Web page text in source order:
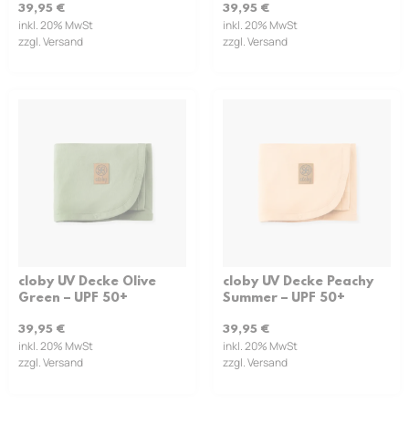
39,95 €
inkl. 20% MwSt
zzgl. Versand
39,95 €
inkl. 20% MwSt
zzgl. Versand
cloby UV Decke Olive
Green – UPF 50+
39,95 €
inkl. 20% MwSt
zzgl. Versand
cloby UV Decke Peachy
Summer – UPF 50+
39,95 €
inkl. 20% MwSt
zzgl. Versand